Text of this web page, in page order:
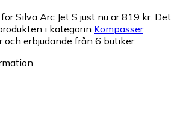
Silva Arc Jet S just nu är 819 kr. Det
i kategorin Kompasser.
och erbjudande från 6 butiker.